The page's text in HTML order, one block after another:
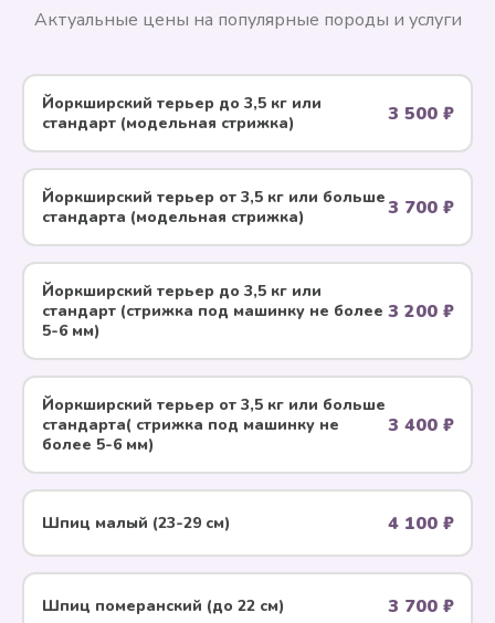
Актуальные цены на популярные породы и услуги
Йоркширский терьер до 3,5 кг или
стандарт (модельная стрижка)
3 500 ₽
Йоркширский терьер от 3,5 кг или больше
стандарта (модельная стрижка)
3 700 ₽
Йоркширский терьер до 3,5 кг или
стандарт (стрижка под машинку не более
5-6 мм)
3 200 ₽
Йоркширский терьер от 3,5 кг или больше
стандарта( стрижка под машинку не
более 5-6 мм)
3 400 ₽
Шпиц малый (23-29 см) 4 100 ₽
Шпиц померанский (до 22 см) 3 700 ₽